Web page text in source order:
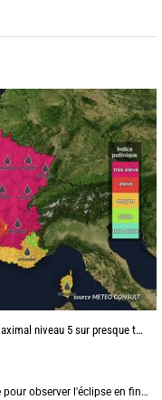
5 sur presque toute la France lundi
La visibilité atmosphérique sera-t-elle suffisante pour observer l'éclipse en fin de journée ?